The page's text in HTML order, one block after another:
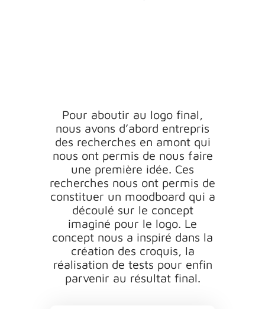
Pour aboutir au logo final,
nous avons d’abord entrepris
des recherches en amont qui
nous ont permis de nous faire
une première idée. Ces
recherches nous ont permis de
constituer un moodboard qui a
découlé sur le concept
imaginé pour le logo. Le
concept nous a inspiré dans la
création des croquis, la
réalisation de tests pour enfin
parvenir au résultat final.